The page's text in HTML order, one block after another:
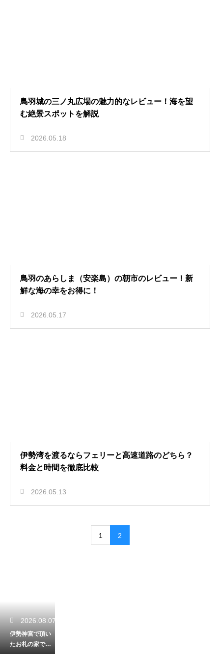
鳥羽城の三ノ丸広場の魅力的なレビュー！海を望
む絶景スポットを解説
2026.05.18
鳥羽のあらしま（安楽島）の朝市のレビュー！新
鮮な海の幸をお得に！
2026.05.17
伊勢湾を渡るならフェリーと高速道路のどちら？
料金と時間を徹底比較
2026.05.13
1 2
2026.08.07
伊勢神宮で頂い
たお札の家での